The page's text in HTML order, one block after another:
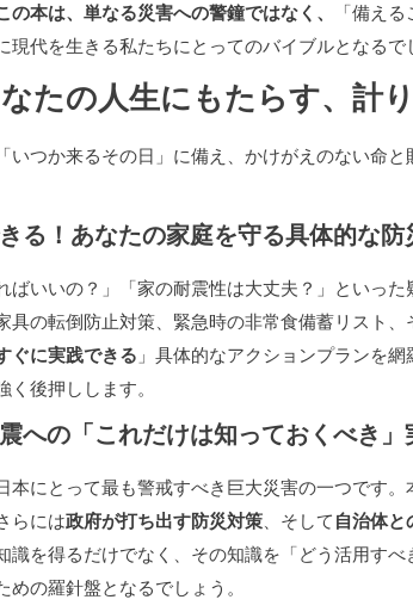
の本は、単なる災害への警鐘ではなく、
「備え
現代を生きる私たちにとってのバイブルとなるで
たの人生にもたらす、計
いつか来るその日」に備え、かけがえのない命と
る！あなたの家庭を守る具体的な防
ばいいの？」「家の耐震性は大丈夫？」といっ
具の転倒防止対策、緊急時の非常食備蓄リスト
ぐに実践できる 」具体的なアクションプランを
後押しします。
への「これだけは知っておくべき」
本にとって最も警戒すべき巨大災害の一つです
らには政府が打ち出す防災対策、そして 自治体と
識を得るだけでなく、その知識を「どう活用す
の羅針盤となるでしょう。